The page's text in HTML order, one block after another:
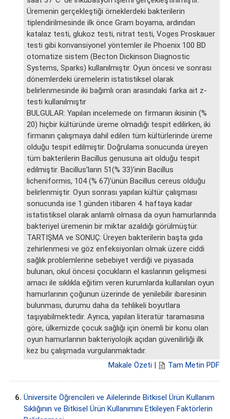
Üremenin gerçekleştiği örneklerdeki bakterilerin
tiplendirilmesinde ilk önce Gram boyama, ardından
katalaz testi, glukoz testi, nitrat testi, Voges Proskauer
testi gibi konvansiyonel yöntemler ile Phoenix 100 BD
otomatize sistem (Becton Dickinson Diagnostic
Systems, Sparks) kullanılmıştır. Oyun öncesi ve sonrası
dönemlerdeki üremelerin istatistiksel olarak
belirlenmesinde iki bağımlı oran arasındaki farka ait z-
testi kullanılmıştır
BULGULAR: Yapılan incelemede on firmanın ikisinin (%
20) hiçbir kültüründe üreme olmadığı tespit edilirken, iki
firmanın çalışmaya dahil edilen tüm kültürlerinde üreme
olduğu tespit edilmiştir. Doğrulama sonucunda üreyen
tüm bakterilerin Bacillus genusuna ait olduğu tespit
edilmiştir. Bacillus’ların 51(% 33)’inin Bacillus
licheniformis, 104 (% 67)’ünün Bacillus cereus olduğu
belirlenmiştir. Oyun sonrası yapılan kültür çalışması
sonucunda ise 1.günden itibaren 4. haftaya kadar
istatistiksel olarak anlamlı olmasa da oyun hamurlarında
bakteriyel üremenin bir miktar azaldığı görülmüştür.
TARTIŞMA ve SONUÇ: Üreyen bakterilerin başta gıda
zehirlenmesi ve göz enfeksiyonları olmak üzere ciddi
sağlık problemlerine sebebiyet verdiği ve piyasada
bulunan, okul öncesi çocukların el kaslarının gelişmesi
amacı ile sıklıkla eğitim veren kurumlarda kullanılan oyun
hamurlarının çoğunun üzerinde de yenilebilir ibaresinin
bulunması, durumu daha da tehlikeli boyutlara
taşıyabilmektedir. Ayrıca, yapılan literatür taramasına
göre, ülkemizde çocuk sağlığı için önemli bir konu olan
oyun hamurlarının bakteriyolojik açıdan güvenilirliği ilk
kez bu çalışmada vurgulanmaktadır.
Makale Özeti | Tam Metin PDF
6. Üniversite Öğrencileri ve Ailelerinde Bitkisel Ürün Kullanım
Sıklığının ve Bitkisel Ürün Kullanımını Etkileyen Faktörlerin